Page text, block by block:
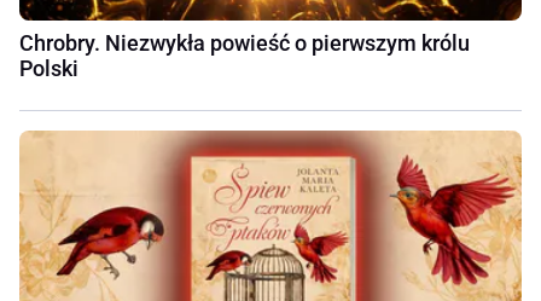
Chrobry. Niezwykła powieść o pierwszym królu
Polski